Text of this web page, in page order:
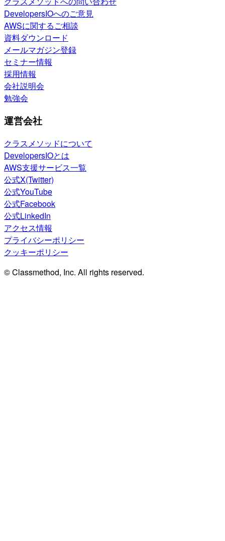
DevelopersIOへのご意見
AWSに関するご相談
資料ダウンロード
メールマガジン登録
セミナー情報
採用情報
会社説明会
勉強会
運営会社
クラスメソッドについて
DevelopersIOとは
AWS支援サービス一覧
公式X(Twitter)
公式YouTube
公式Facebook
公式LinkedIn
アクセス情報
プライバシーポリシー
クッキーポリシー
© Classmethod, Inc. All rights reserved.